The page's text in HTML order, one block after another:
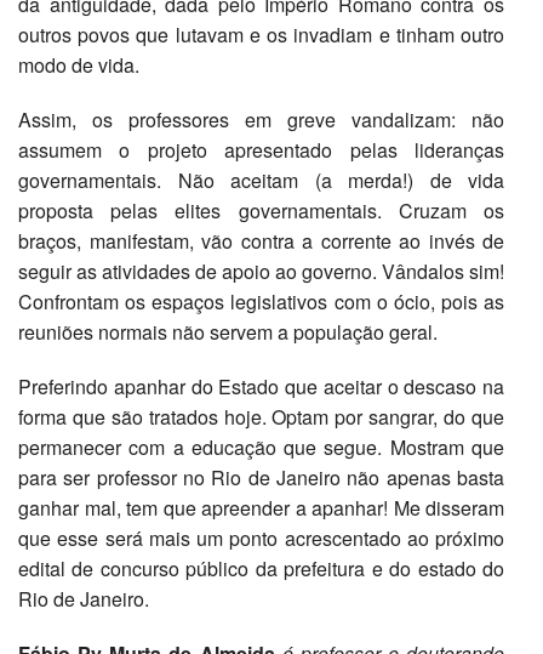
outros povos que lutavam e os invadiam e tinham outro
modo de vida.
Assim, os professores em greve vandalizam: não
assumem o projeto apresentado pelas lideranças
governamentais. Não aceitam (a merda!) de vida
proposta pelas elites governamentais. Cruzam os
braços, manifestam, vão contra a corrente ao invés de
seguir as atividades de apoio ao governo. Vândalos sim!
Confrontam os espaços legislativos com o ócio, pois as
reuniões normais não servem a população geral.
Preferindo apanhar do Estado que aceitar o descaso na
forma que são tratados hoje. Optam por sangrar, do que
permanecer com a educação que segue. Mostram que
para ser professor no Rio de Janeiro não apenas basta
ganhar mal, tem que apreender a apanhar! Me disseram
que esse será mais um ponto acrescentado ao próximo
edital de concurso público da prefeitura e do estado do
Rio de Janeiro.